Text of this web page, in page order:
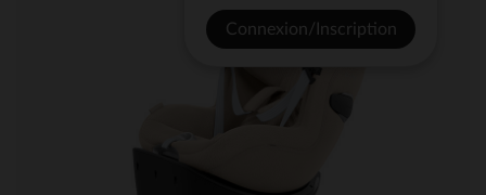
Connexion/Inscription